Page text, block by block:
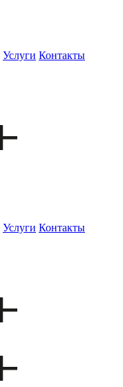
Услуги Контакты
Услуги Контакты